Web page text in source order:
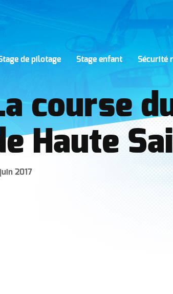
de pilotage Stage enfant Sécurité
course
Haute
2017